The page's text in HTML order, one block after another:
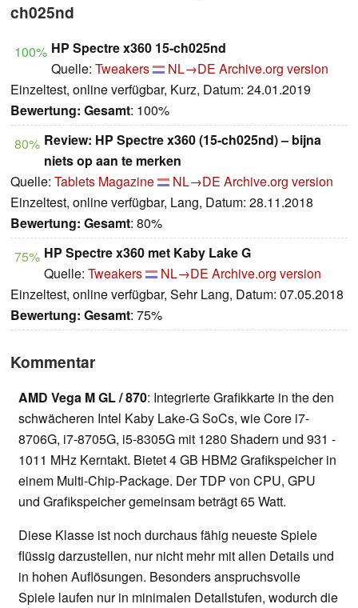
ch025nd
100% HP Spectre x360 15-ch025nd
Quelle: Tweakers NL→DE Archive.org version
Einzeltest, online verfügbar, Kurz, Datum: 24.01.2019
Bewertung: Gesamt: 100%
80% Review: HP Spectre x360 (15-ch025nd) – bijna
niets op aan te merken
Quelle: Tablets Magazine NL→DE Archive.org version
Einzeltest, online verfügbar, Lang, Datum: 28.11.2018
Bewertung: Gesamt: 80%
75% HP Spectre x360 met Kaby Lake G
Quelle: Tweakers NL→DE Archive.org version
Einzeltest, online verfügbar, Sehr Lang, Datum: 07.05.2018
Bewertung: Gesamt: 75%
Kommentar
AMD Vega M GL / 870: Integrierte Grafikkarte in the den
schwächeren Intel Kaby Lake-G SoCs, wie Core i7-
8706G, i7-8705G, i5-8305G mit 1280 Shadern und 931 -
1011 MHz Kerntakt. Bietet 4 GB HBM2 Grafikspeicher in
einem Multi-Chip-Package. Der TDP von CPU, GPU
und Grafikspeicher gemeinsam beträgt 65 Watt.
Diese Klasse ist noch durchaus fähig neueste Spiele
flüssig darzustellen, nur nicht mehr mit allen Details und
in hohen Auflösungen. Besonders anspruchsvolle
Spiele laufen nur in minimalen Detailstufen, wodurch die